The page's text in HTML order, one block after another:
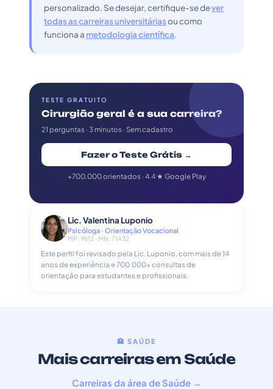
personalizado. Se desejar, certifique-se dever
todas as carreiras universitáriasou como
funciona a metodologia científica.
TESTE GRATUITO
Cirurgião geral é a sua carreira?
21 perguntas · 3 minutos · Sem cadastro
Fazer o Teste Grátis →
+700.000 orientados · 4.4 ★ Google Play
Lic. Valentina Luponio
Psicóloga · Orientação Vocacional
MP: 9612 · MN: 71432
Este perfil foi revisado pela Lic. Luponio, com mais de 14
anos de experiência e 700.000+ consultas de
orientação para estudantes e profissionais.
🏥 SAÚDE
Mais carreiras em Saúde
Carreiras da área de Saúde →